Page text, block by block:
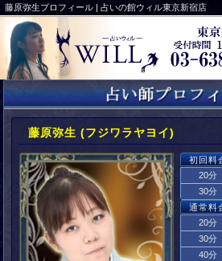
藤原弥生プロフィール | 占いの館ウィル東京新宿店
藤原弥生 (フジワラヤヨイ)
初回料
20分
30分
通常料
20分
30分
40分